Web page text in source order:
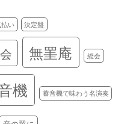
い 決定盤
無罣庵 総会
機 蓄音機で味わう名演奏